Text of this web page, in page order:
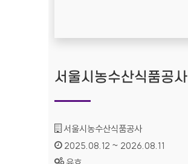
서울시농수산식품공사
기관명 :
서울시농수산식품공사
인증기간 :
2025.08.12 ~ 2026.08.11